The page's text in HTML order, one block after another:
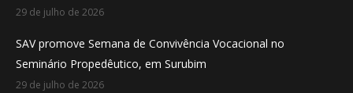
29 de julho de 2026
SAV promove Semana de Convivência Vocacional no
Seminário Propedêutico, em Surubim
29 de julho de 2026